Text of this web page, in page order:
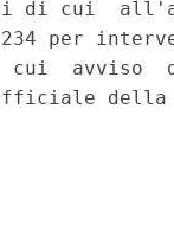
di cui
234 per
cui  avviso